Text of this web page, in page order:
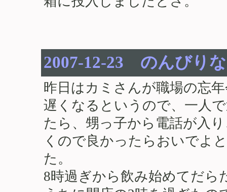
2007-12-23 のんびり
昨日はカミさんが職場の忘
遅くなるというので、一人
たら、甥っ子から電話が入
くので良かったらおいでよ
た。
8時過ぎから飲み始めてだら